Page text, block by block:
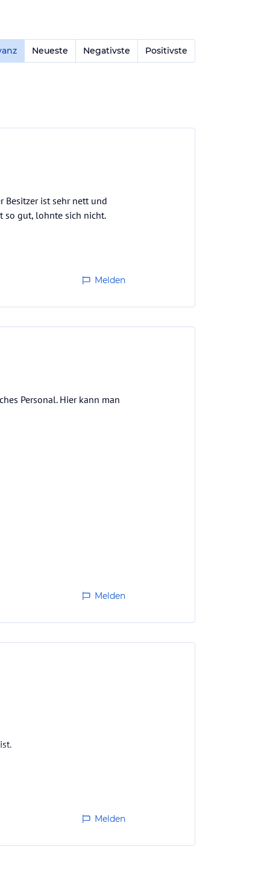
Neueste Negativste Positivste
Besitzer ist sehr nett und
so gut, lohnte sich nicht.
Melden
Personal. Hier kann man
Melden
Melden